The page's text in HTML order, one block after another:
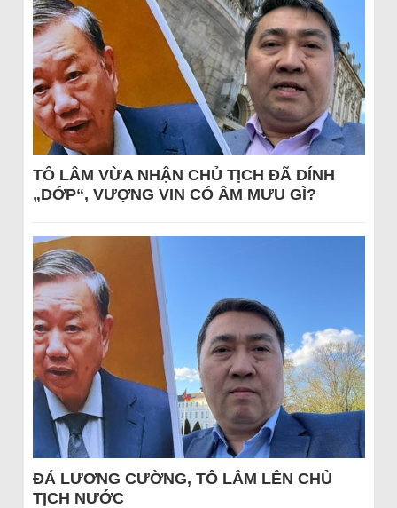
TÔ LÂM VỪA NHẬN CHỦ TỊCH ĐÃ DÍNH
„DỚP“, VƯỢNG VIN CÓ ÂM MƯU GÌ?
ĐÁ LƯƠNG CƯỜNG, TÔ LÂM LÊN CHỦ
TỊCH NƯỚC